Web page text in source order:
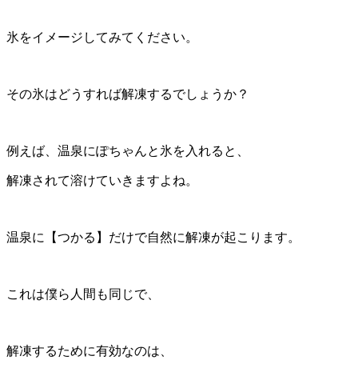
氷をイメージしてみてください。
その氷はどうすれば解凍するでしょうか？
例えば、温泉にぽちゃんと氷を入れると、
解凍されて溶けていきますよね。
温泉に【つかる】だけで自然に解凍が起こります。
これは僕ら人間も同じで、
解凍するために有効なのは、